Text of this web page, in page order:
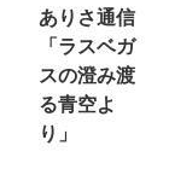
ありさ通信
「ラスベガ
スの澄み渡
る青空よ
り」